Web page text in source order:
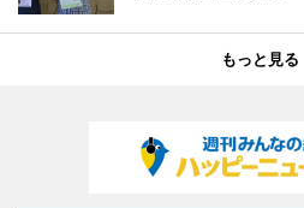
もっと見る